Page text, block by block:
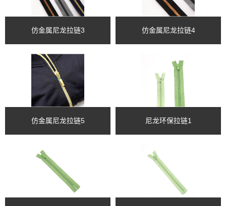
仿金属尼龙拉链3 仿金属尼龙拉链4
仿金属尼龙拉链5 尼龙环保拉链1